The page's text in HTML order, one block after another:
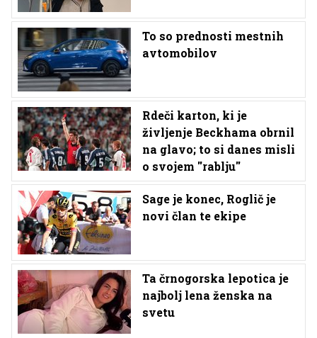
To so prednosti mestnih
avtomobilov
Rdeči karton, ki je
življenje Beckhama obrnil
na glavo; to si danes misli
o svojem ''rablju''
Sage je konec, Roglič je
novi član te ekipe
Ta črnogorska lepotica je
najbolj lena ženska na
svetu